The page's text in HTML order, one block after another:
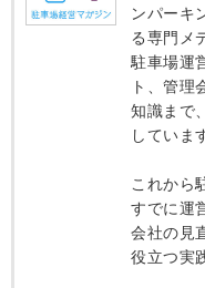
ンパーキ
る専門メ
駐車場運
ト、管理
知識まで
していま
これから
すでに運
会社の見
役立つ実